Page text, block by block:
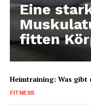
Eine
fitten
Heimtraining: Was gibt
FITNESS